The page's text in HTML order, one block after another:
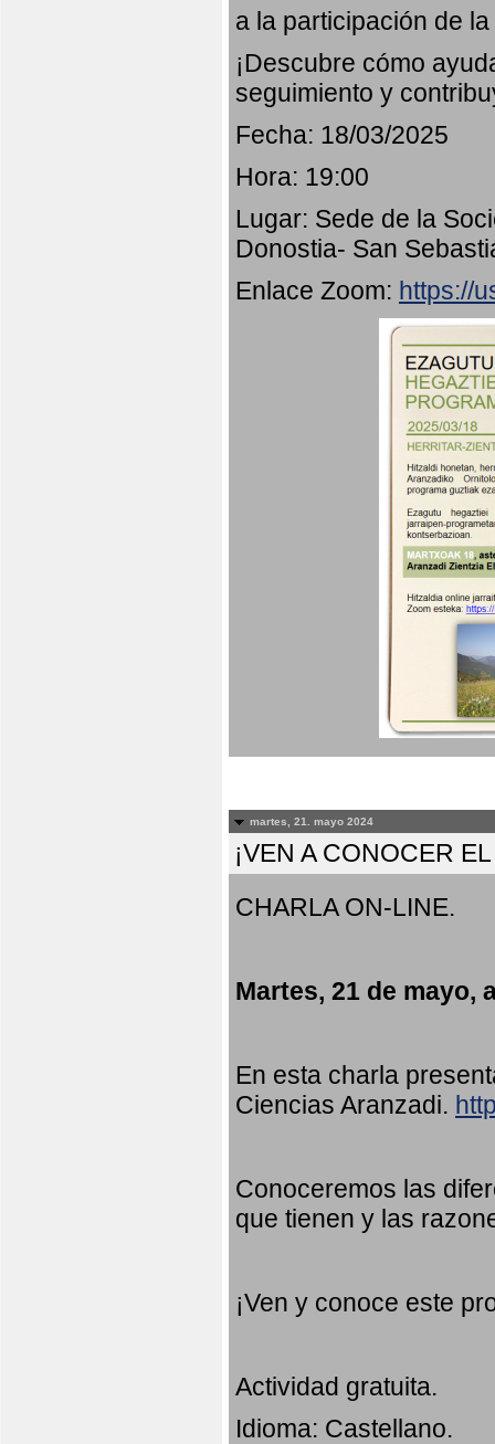
a la participación de
¡Descubre cómo
seguimiento y
Fecha: 18/03/2025
Hora: 19:00
Lugar: Sede de la
Donostia- San
Enlace Zoom: https://
martes, 21. mayo 2024
¡VEN A CONOCER
CHARLA ON-LINE.
Martes, 21 de mayo,
En esta charla
Ciencias Aranzadi.
Conoceremos las
que tienen y las
¡Ven y conoce este
Actividad gratuita.
Idioma: Castellano.